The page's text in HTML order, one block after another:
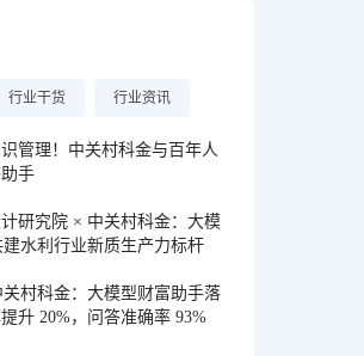
行业干货 行业资讯
管理！中关村科金与百年人
手
研究院 × 中关村科金：大模
水利行业新质生产力标杆
村科金：大模型财富助手落
升 20%，问答准确率 93%